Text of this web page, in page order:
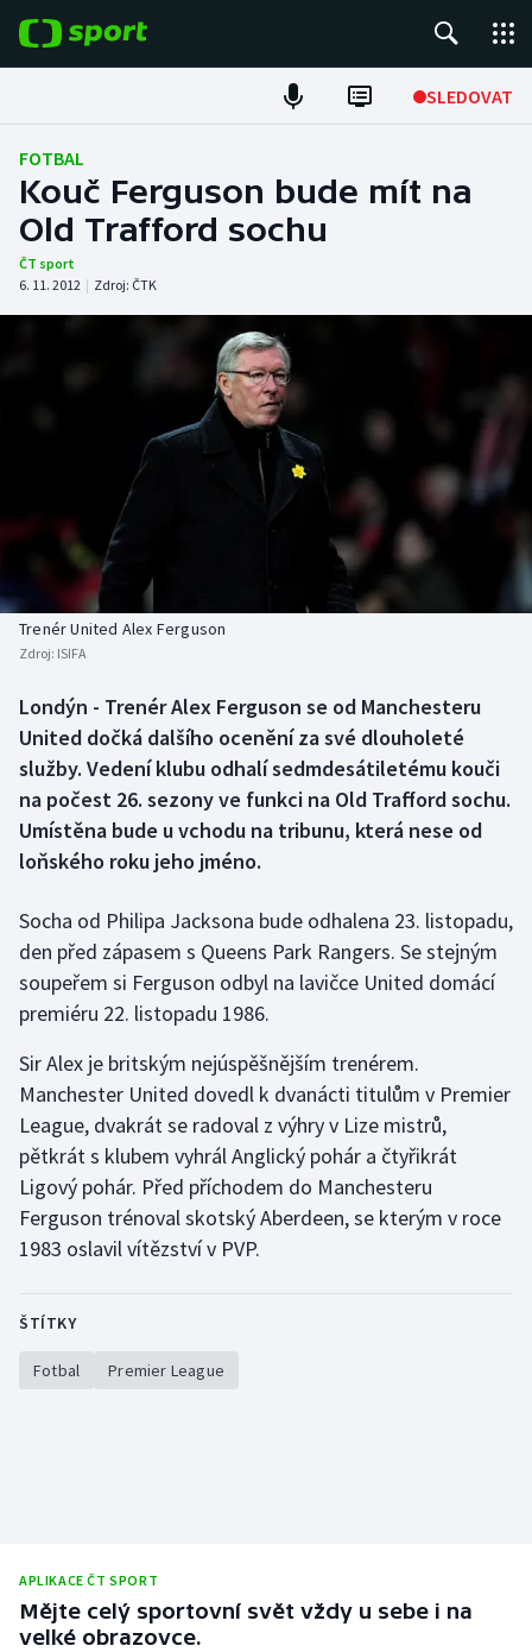
SLEDOVAT
Fotbal
Hokej
Tenis
Atletika
Americký fotbal
Baseball a softbal
Basketbal
Biatlon
Boby a skeleton
Box
Curling
Florbal
Futsal
Golf
Gymnastika
Házená
Jezdectví
Motorsport
Olympijské hry
NEPŘEHLÉDNĚTE
Soutěže
Historické návraty
Aplikace ČT sport
AZ kvíz
FOTBAL
Kouč Ferguson bude mít na
Old Trafford sochu
ČT sport
6. 11. 2012 | Zdroj: ČTK
Trenér United Alex Ferguson
Zdroj: ISIFA
Londýn - Trenér Alex Ferguson se od Manchesteru
United dočká dalšího ocenění za své dlouholeté
služby. Vedení klubu odhalí sedmdesátiletému kouči
na počest 26. sezony ve funkci na Old Trafford sochu.
Umístěna bude u vchodu na tribunu, která nese od
loňského roku jeho jméno.
Socha od Philipa Jacksona bude odhalena 23. listopadu,
den před zápasem s Queens Park Rangers. Se stejným
soupeřem si Ferguson odbyl na lavičce United domácí
premiéru 22. listopadu 1986.
Sir Alex je britským nejúspěšnějším trenérem.
Manchester United dovedl k dvanácti titulům v Premier
League, dvakrát se radoval z výhry v Lize mistrů,
pětkrát s klubem vyhrál Anglický pohár a čtyřikrát
Ligový pohár. Před příchodem do Manchesteru
Ferguson trénoval skotský Aberdeen, se kterým v roce
1983 oslavil vítězství v PVP.
ŠTÍTKY
Fotbal Premier League
APLIKACE ČT SPORT
Mějte celý sportovní svět vždy u sebe i na
velké obrazovce.